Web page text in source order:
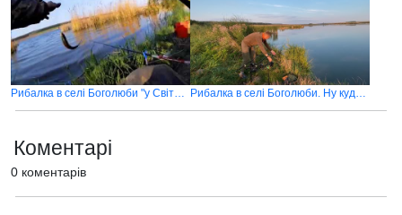
Рибалка в селі Боголюби "у Світлани" на карася та щуку Рибалка в селі Боголюби. Ну куди ж поділась риба
Коментарі
0 коментарів